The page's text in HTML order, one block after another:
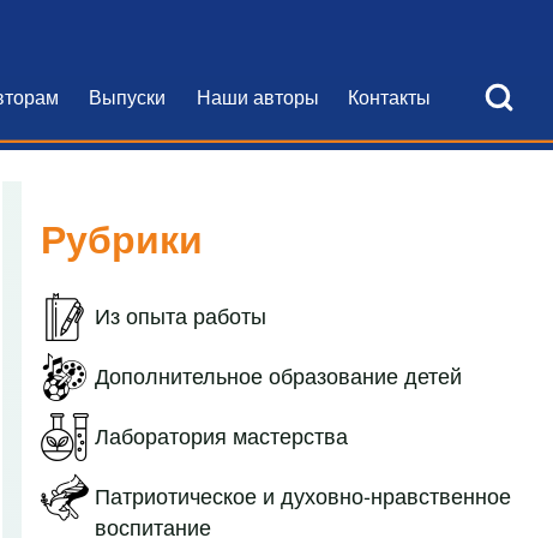
Open Search
навигация
Выпуски Наши авторы Контакты
Рубрики
Из опыта работы
Дополнительное образование детей
Лаборатория мастерства
Патриотическое и духовно-нравственное
воспитание